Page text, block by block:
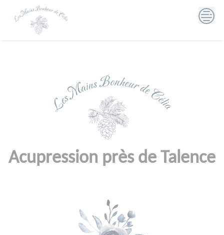
Acupression près de Talence